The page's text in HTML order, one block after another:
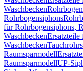
Waschbecken
Rohrbogensiphons
für Rohrbogensiphons,
WaschbeckenErsatzteile
Waschbecken
Raumsparmodell
RaumsparmodellUP-